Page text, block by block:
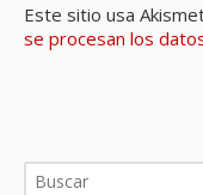
Este sitio usa
se procesan los